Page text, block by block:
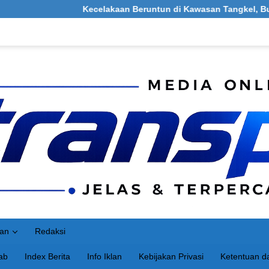
Kecelakaan Beruntun di Kawasan Tangkel, Burneh, Bangkalan:
Redaksi
Index Berita Info Iklan Kebijakan Privasi Ketentuan